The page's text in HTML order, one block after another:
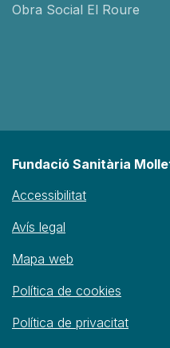
Obra Social El Roure
Fundació Sanitària
Accessibilitat
Avís legal
Mapa web
Política de cookies
Política de privacitat